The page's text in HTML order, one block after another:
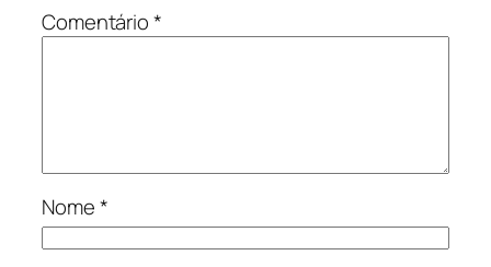
Comentário*
Nome*